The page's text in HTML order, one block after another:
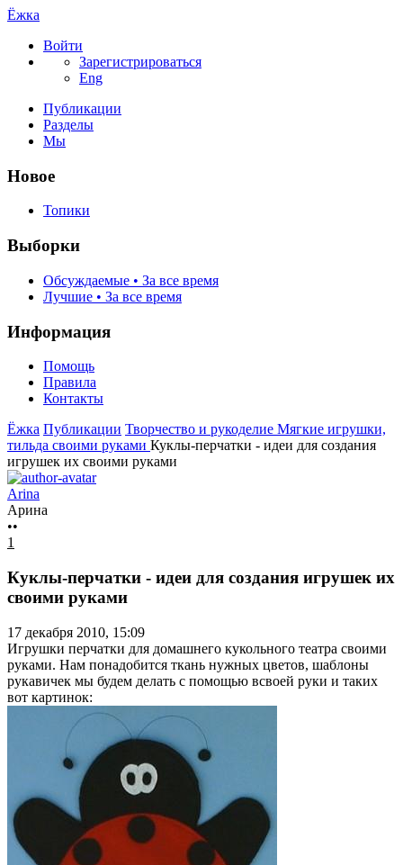
Ёжка
Войти
Зарегистрироваться
Eng
Публикации
Разделы
Мы
Новое
Топики
Выборки
Обсуждаемые • За все время
Лучшие • За все время
Информация
Помощь
Правила
Контакты
Ёжка Публикации Творчество и рукоделие Мягкие игрушки,
тильда своими руками Куклы-перчатки - идеи для создания
игрушек их своими руками
Arina
Арина
••
1
Куклы-перчатки - идеи для создания игрушек их
своими руками
17 декабря 2010, 15:09
Игрушки перчатки для домашнего кукольного театра своими
руками. Нам понадобится ткань нужных цветов, шаблоны
рукавичек мы будем делать с помощью всвоей руки и таких
вот картинок: